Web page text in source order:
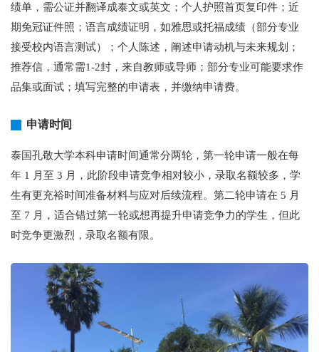
绩单，需公证并翻译成泰文或英文；个人护照首页复印件；近
期免冠证件照；语言成绩证明，如雅思或托福成绩（部分专业
接受校内语言测试）；个人陈述，阐述申请动机与未来规划；
推荐信，通常需1-2封，来自教师或导师；部分专业可能要求作
品集或面试；填写完整的申请表，并缴纳申请费。
申请时间
泰国孔敬大学本科申请时间通常分两轮，第一轮申请一般在每
年 1 月至 3 月，此阶段申请竞争相对较小，录取名额较多，学
生有更充裕时间准备材料与应对后续流程。第二轮申请在 5 月
至 7 月，适合错过第一轮或想再提升申请竞争力的学生，但此
时竞争更激烈，录取名额有限。